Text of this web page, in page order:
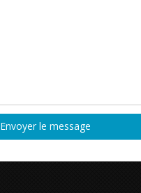
Envoyer le message